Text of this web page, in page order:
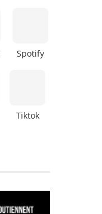
Spotify
Tiktok